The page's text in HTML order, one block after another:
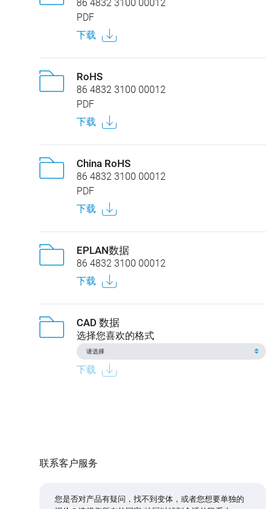
86 4832 3100 00012
PDF
下载
RoHS
86 4832 3100 00012
PDF
下载
China RoHS
86 4832 3100 00012
PDF
下载
EPLAN数据
86 4832 3100 00012
下载
CAD 数据
选择您喜欢的格式
下载
联系客户服务
您是否对产品有疑问，找不到变体，或者您想要单独的